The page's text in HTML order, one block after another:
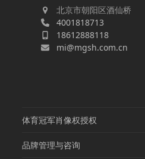
北京市朝阳区酒仙桥
4001818713
18612888118
mi@mgsh.com.cn
体育冠军肖像权授权
品牌管理与咨询